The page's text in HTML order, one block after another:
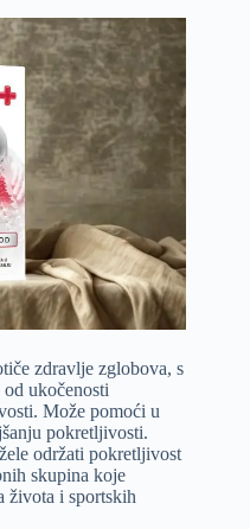
zdravlje zglobova, s
ukočenosti
Može pomoći u
pokretljivosti.
održati pokretljivost
skupina koje
života i sportskih